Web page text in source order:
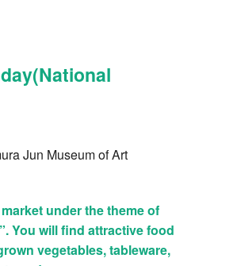
Jun Museum of Art
under the theme of
You will find attractive food
vegetables, tableware,